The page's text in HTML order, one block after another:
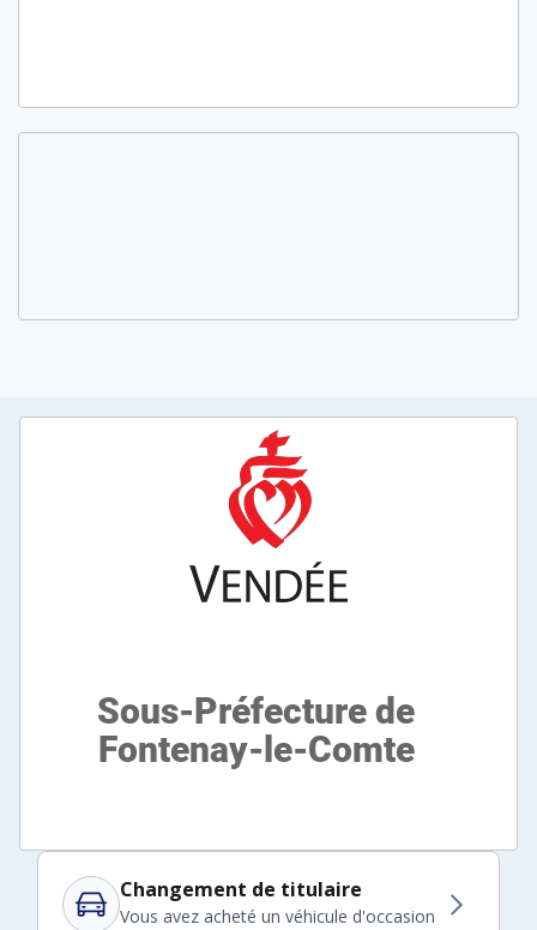
Changement de titulaire
Vous avez acheté un véhicule d'occasion